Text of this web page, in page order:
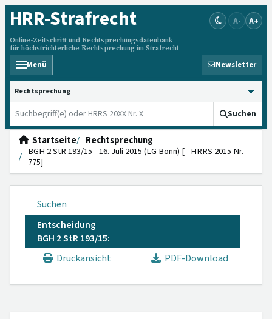
HRR-Strafrecht
Online-Zeitschrift und Rechtsprechungsdatenbank
für höchstrichterliche Rechtsprechung im Strafrecht
A- A+
Menü Newsletter
HRRS durchsuchen
Suchen
Startseite
Rechtsprechung
BGH 2 StR 193/15 - 16. Juli 2015 (LG Bonn) [= HRRS 2015 Nr.
775]
Suchen
Entscheidung
BGH 2 StR 193/15:
Druckansicht
PDF-Download